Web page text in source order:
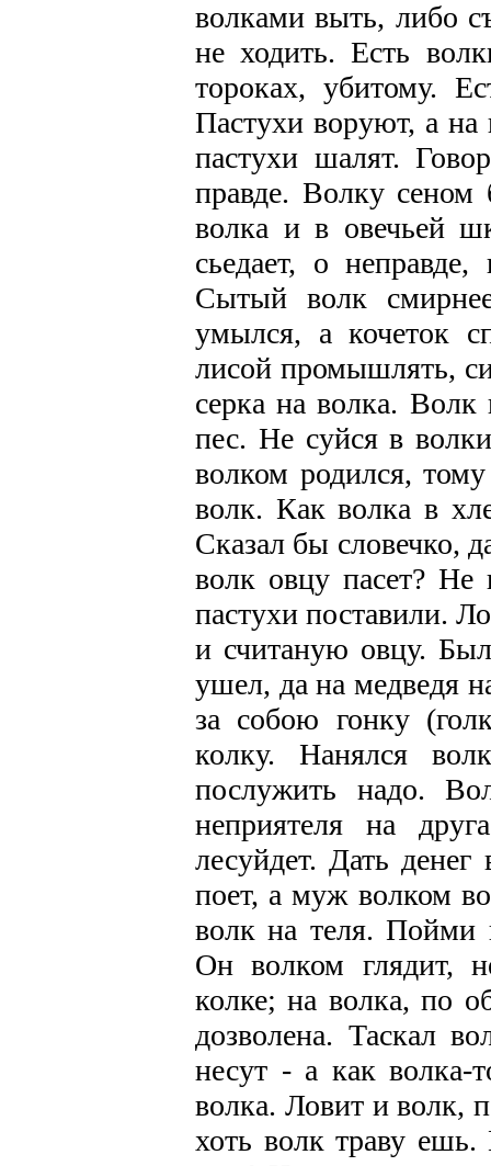
волками выть, либо
не ходить. Есть
тороках, убитому.
Пастухи воруют, а на
пастухи шалят.
правде. Волку сеном
волка и в овечьей
сьедает, о
Сытый волк
умылся, а кочеток
лисой промышлять,
серка на волка.
пес. Не суйся в
волком родился,
волк. Как волка в
Сказал бы словечко,
волк овцу пасет? Не
пастухи поставили.
и считаную овцу.
ушел, да на медведя
за собою гонку
колку. Нанялся
послужить надо.
неприятеля на
лесуйдет. Дать
поет, а муж волком
волк на теля. Пойми
Он волком глядит,
колке; на волка, по
дозволена. Таскал
несут - а как волка-
волка. Ловит и волк,
хоть волк траву